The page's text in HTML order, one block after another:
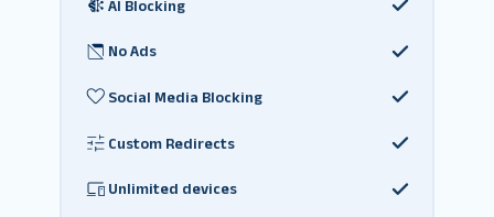
AI Blocking
No Ads
Social Media Blocking
Custom Redirects
Unlimited devices